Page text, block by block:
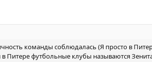
команды соблюдалась (Я просто в
в Питере футбольные клубы называются